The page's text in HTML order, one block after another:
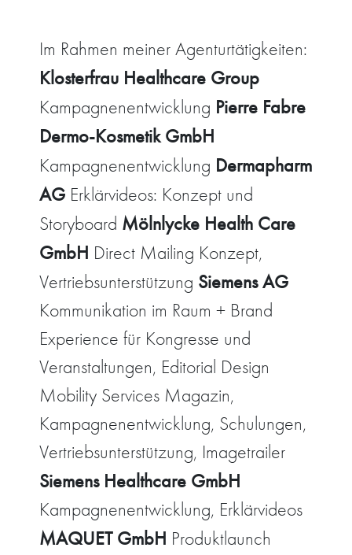
Im Rahmen meiner Agenturtätigkeiten:
Klosterfrau Healthcare Group
Kampagnenentwicklung Pierre Fabre
Dermo-Kosmetik GmbH
Kampagnenentwicklung Dermapharm
AG Erklärvideos: Konzept und
Storyboard Mölnlycke Health Care
GmbH Direct Mailing Konzept,
Vertriebsunterstützung Siemens AG
Kommunikation im Raum + Brand
Experience für Kongresse und
Veranstaltungen, Editorial Design
Mobility Services Magazin,
Kampagnenentwicklung, Schulungen,
Vertriebsunterstützung, Imagetrailer
Siemens Healthcare GmbH
Kampagnenentwicklung, Erklärvideos
MAQUET GmbH Produktlaunch